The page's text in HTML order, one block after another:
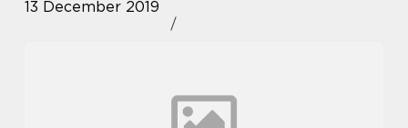
13 December 2019